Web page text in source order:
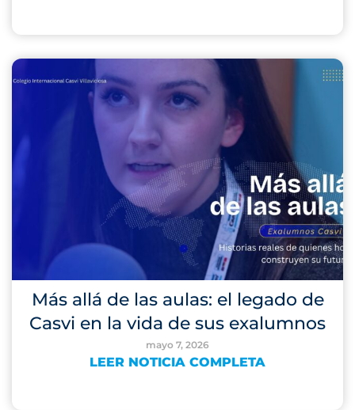
Más allá de las aulas: el legado de
Casvi en la vida de sus exalumnos
mayo 7, 2026
LEER NOTICIA COMPLETA